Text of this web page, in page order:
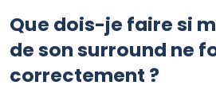
Que dois-je faire si
de son surround ne
correctement ?